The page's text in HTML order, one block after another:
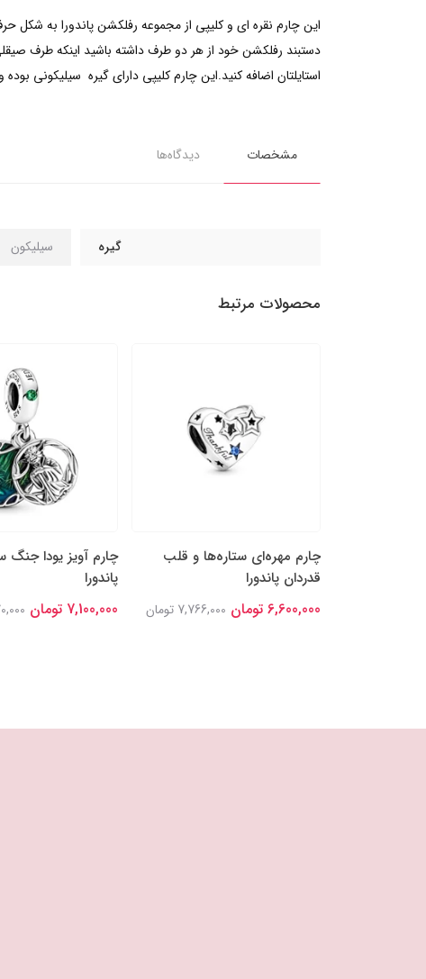
دستبند رفلکشن خود از هر دو طرف داشته باشید اینکه طرف
استایلتان اضافه کنید.این چارم کلیپی دارای گیره سیلیکونی
مشخصات دیدگاه‌ها
گیره سیلیکون
محصولات مرتبط
چارم مهره‌ای ستاره‌ها و قلب
قدردان پاندورا
6,600,000 تومان 7,766,000 تومان
چارم آویز یودا جنگ
پاندورا
7,100,000 تومان